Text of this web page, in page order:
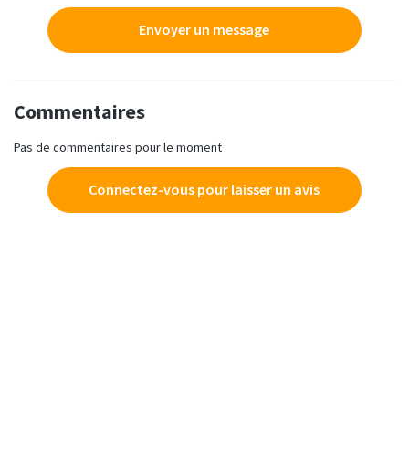
Envoyer un message
Commentaires
Pas de commentaires pour le moment
Connectez-vous pour laisser un avis